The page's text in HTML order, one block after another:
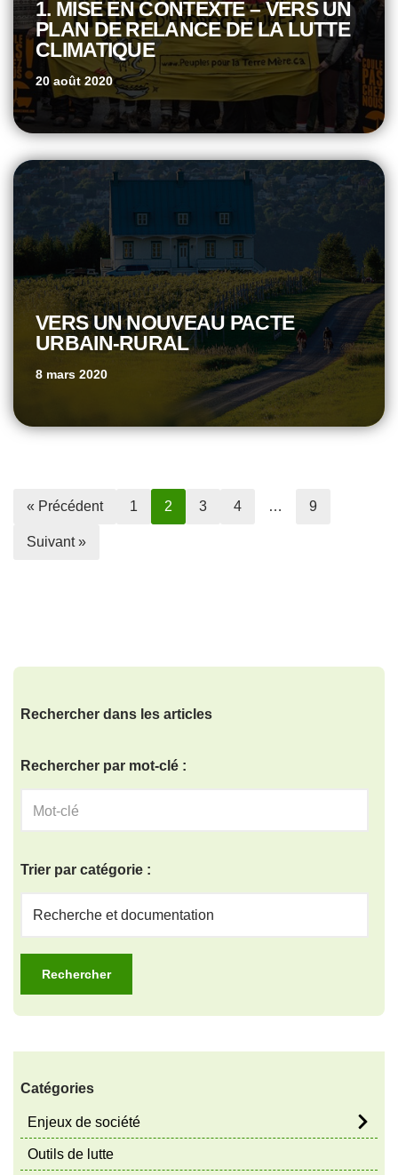
1. MISE EN CONTEXTE – VERS UN
PLAN DE RELANCE DE LA LUTTE
CLIMATIQUE
20 août 2020
VERS UN NOUVEAU PACTE
URBAIN-RURAL
8 mars 2020
« Précédent 1 2 3 4 … 9
Suivant »
Rechercher dans les articles
Rechercher par mot-clé :
Trier par catégorie :
Catégories
Enjeux de société
Outils de lutte